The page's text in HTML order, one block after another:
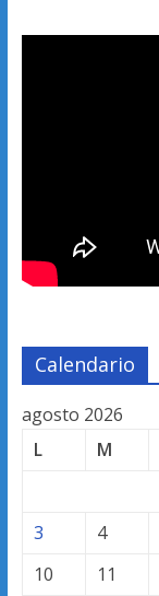
Calendario
agosto 2026
L
M
3
4
10
11